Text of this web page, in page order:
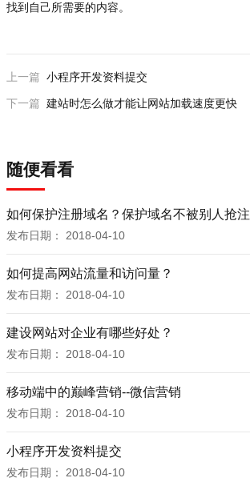
找到自己所需要的内容。
上一篇 小程序开发资料提交
下一篇 建站时怎么做才能让网站加载速度更快
随便看看
如何保护注册域名？保护域名不被别人抢注
发布日期： 2018-04-10
如何提高网站流量和访问量？
发布日期： 2018-04-10
建设网站对企业有哪些好处？
发布日期： 2018-04-10
移动端中的巅峰营销--微信营销
发布日期： 2018-04-10
小程序开发资料提交
发布日期： 2018-04-10